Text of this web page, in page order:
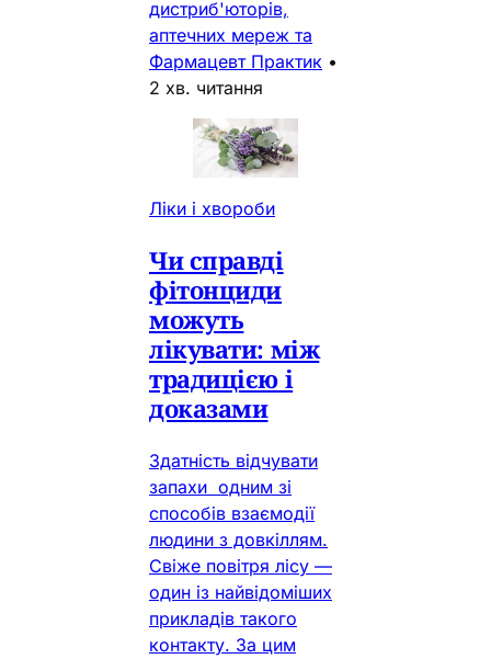
дистриб'юторів,
аптечних мереж та
Фармацевт Практик •
2 хв. читання
Ліки і хвороби
Чи справді
фітонциди
можуть
лікувати: між
традицією і
доказами
Здатність відчувати
запахи одним зі
способів взаємодії
людини з довкіллям.
Свіже повітря лісу —
один із найвідоміших
прикладів такого
контакту. За цим